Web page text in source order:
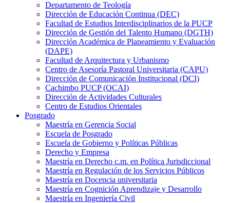
Departamento de Teología
Dirección de Educación Continua (DEC)
Facultad de Estudios Interdisciplinarios de la PUCP
Dirección de Gestión del Talento Humano (DGTH)
Dirección Académica de Planeamiento y Evaluación
(DAPE)
Facultad de Arquitectura y Urbanismo
Centro de Asesoría Pastoral Universitaria (CAPU)
Dirección de Comunicación Institucional (DCI)
Cachimbo PUCP (OCAI)
Dirección de Actividades Culturales
Centro de Estudios Orientales
Posgrado
Maestría en Gerencia Social
Escuela de Posgrado
Escuela de Gobierno y Políticas Públicas
Derecho y Empresa
Maestría en Derecho c.m. en Política Jurisdiccional
Maestría en Regulación de los Servicios Públicos
Maestría en Docencia universitaria
Maestría en Cognición Aprendizaje y Desarrollo
Maestría en Ingeniería Civil